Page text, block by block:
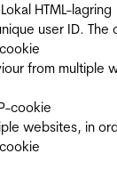
HTML-lagring
user ID.
from multiple
cookie
websites, in